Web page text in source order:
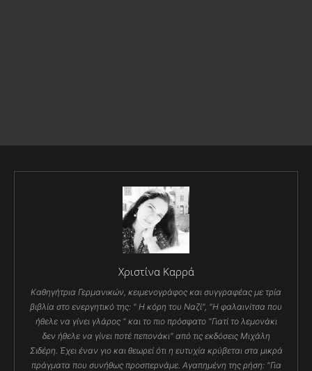
Χριστίνα Καρρά
Καθηγήτρια Γερμανικών, κειμενογράφος και συγγραφέας με τρία
βιβλία στο ενεργητικό της: " Η κόρη του Ναζί", "Η φαλαινίτσα που
ήθελε να γίνει γλάρος " και το πιο πρόσφατο "Γιατί το λεμονάκι
δεν ήθελε να γίνει ποτέ πεπονάκι" από τις εκδόσεις Μιχάλη
Σιδέρη. Έχει έναν γιο και θεωρεί ότι η ευτυχία κρύβεται στα μικρά
πράγματα που συνήθως προσπερνάμε. Αγαπημένη της ρήση: "Για